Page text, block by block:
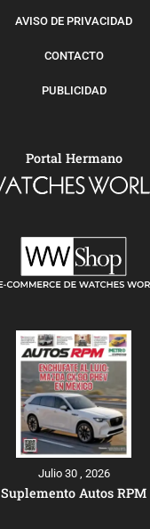
AVISO DE PRIVACIDAD
CONTACTO
PUBLICIDAD
Portal Hermano
Julio 30 , 2026
Suplemento Autos RPM